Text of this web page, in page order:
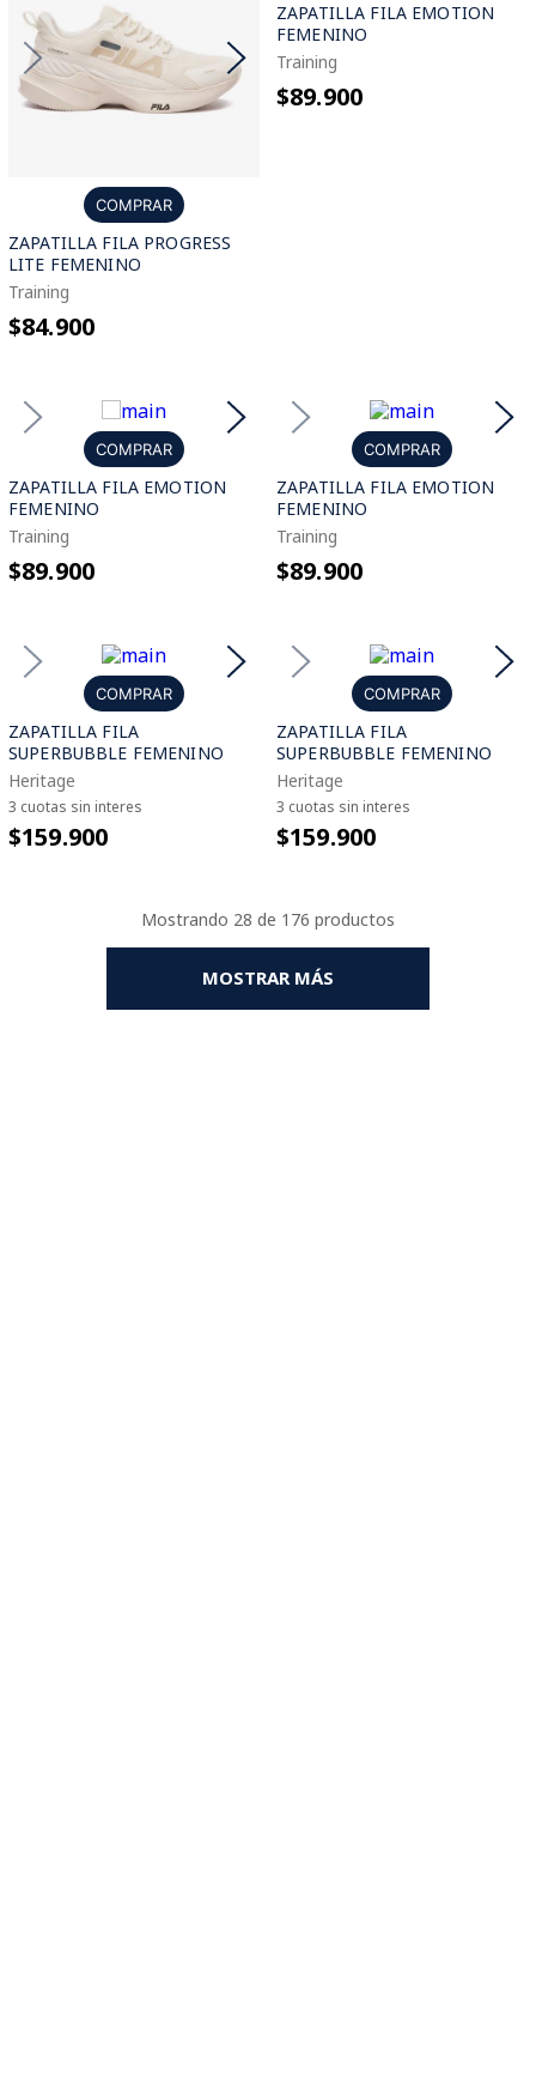
COMPRAR
ZAPATILLA FILA PROGRESS
LITE FEMENINO
Training
$84.900
ZAPATILLA FILA EMOTION
FEMENINO
Training
$89.900
COMPRAR
ZAPATILLA FILA EMOTION
FEMENINO
Training
$89.900
COMPRAR
ZAPATILLA FILA EMOTION
FEMENINO
Training
$89.900
COMPRAR
ZAPATILLA FILA
SUPERBUBBLE FEMENINO
Heritage
3 cuotas sin interes
$159.900
COMPRAR
ZAPATILLA FILA
SUPERBUBBLE FEMENINO
Heritage
3 cuotas sin interes
$159.900
Mostrando 28 de 176
MOSTRAR MÁS